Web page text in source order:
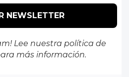
Lee nuestra política de
más información.